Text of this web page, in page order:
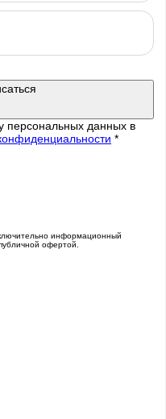
персональных данных в
*
информационный
офертой.